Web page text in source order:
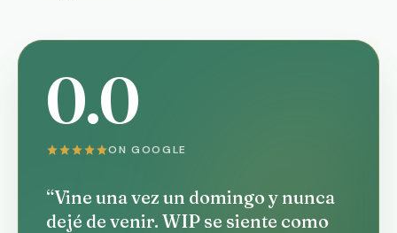
0.0
ON GOOGLE
“Vine una vez un domingo y nunca
dejé de venir. WIP se siente como